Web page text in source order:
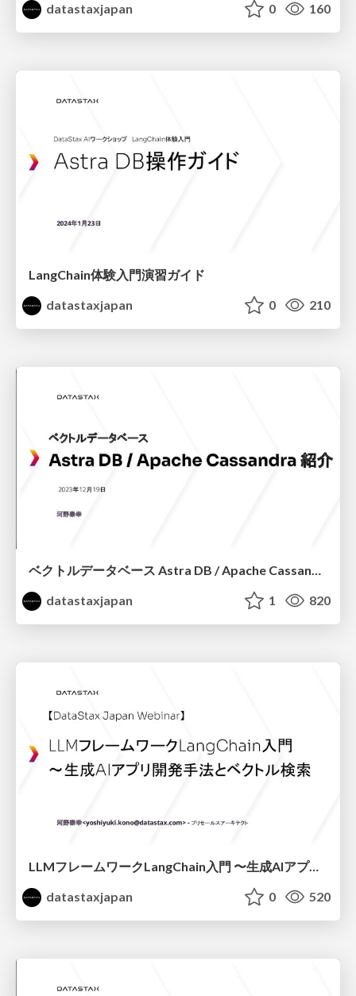
datastaxjapan
0 160
LangChain体験入門演習ガイド
datastaxjapan
0 210
ベクトルデータベース Astra DB / Apache Cassandra 紹介
datastaxjapan
1 820
LLMフレームワークLangChain入門 〜生成AIアプリ開発手法とベクトル検索
datastaxjapan
0 520